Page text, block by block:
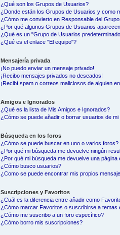
¿Qué son los Grupos de Usuarios?
¿Donde están los Grupos de Usuarios y como
¿Cómo me convierto en Responsable del
¿Por qué algunos Grupos de Usuarios
¿Qué es un "Grupo de Usuarios
¿Qué es el enlace "El equipo"?
Mensajería privada
¡No puedo enviar un mensaje privado!
¡Recibo mensajes privados no deseados!
¡Recibí spam o correos maliciosos de alguien
Amigos e Ignorados
¿Qué es la lista de Mis Amigos e Ignorados?
¿Cómo se puede añadir o borrar usuarios de
Búsqueda en los foros
¿Cómo se puede buscar en uno o varios foros?
¿Por qué mi búsqueda me devuelve ningún
¿Por qué mi búsqueda me devuelve una página
¿Cómo busco usuarios?
¿Como se puede encontrar mis propios
Suscripciones y Favoritos
¿Cuál es la diferencia entre añadir como
¿Cómo marcar Favoritos o suscribirse a temas
¿Cómo me suscribo a un foro específico?
¿Cómo borro mis suscripciones?